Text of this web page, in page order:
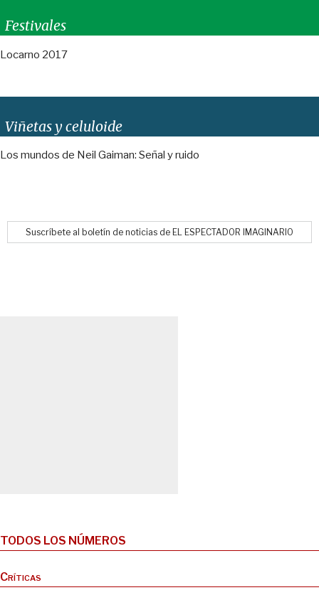
Festivales
Locarno 2017
Viñetas y celuloide
Los mundos de Neil Gaiman: Señal y ruido
Suscríbete al boletín de noticias de EL ESPECTADOR IMAGINARIO
TODOS LOS NÚMEROS
Críticas